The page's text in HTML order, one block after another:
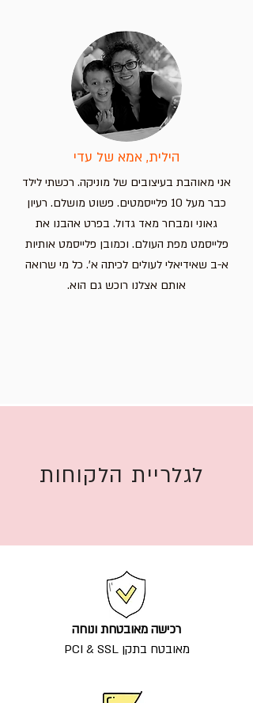
הילית, אמא של עדי
אני מאוהבת בעיצובים של מוניקה. רכשתי לילד
כבר מעל 10 פלייסמטים. פשוט מושלם. רעיון
גאוני ומבחר מאד גדול. בפרט אהבנו את
פלייסמט מפת העולם. וכמובן פלייסמט אותיות
א-ב שאידיאלי לעולים לכיתה א'. כל מי שרואה
אותם אצלנו רוכש גם הוא.
לגלריית הלקוחות
רכישה מאובטחת ונוחה
מאובטח בתקן PCI & SSL